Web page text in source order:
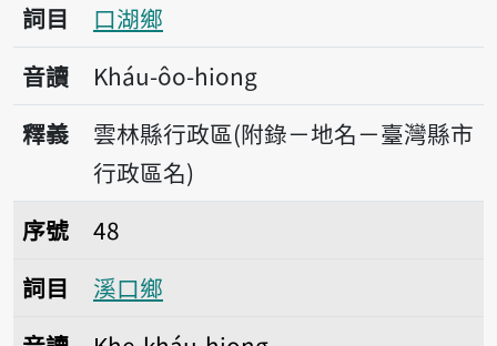
詞目
口湖鄉
音讀
Kháu-ôo-hiong
釋義
雲林縣行政區(附錄－地名－臺灣縣市
行政區名)
序號48溪口鄉
序號
48
詞目
溪口鄉